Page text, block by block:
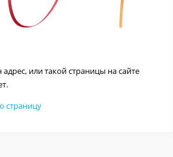
или такой страницы на сайте
страницу